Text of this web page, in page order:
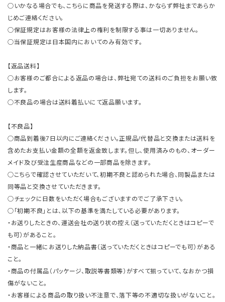
○いかなる場合でも、こちらに商品を発送する際は、かならず弊社まであらか
じめご連絡ください。
○保証規定はお客様の法律上の権利を制限する事は一切ありません。
○当保証規定は日本国内においてのみ有効です。
【返品送料】
○お客様のご都合による返品の場合は、弊社宛ての送料のご負担をお願い致
します。
○不良品の場合は送料着払いにて返品願います。
【不良品】
○商品到着後7日以内にご連絡ください。正規品/代替品と交換または送料を
含めたお支払い金額の全額を返金致します。但し、使用済みのもの、オーダー
メイド及び受注生産商品などの一部商品を除きます。
○こちらで確認させていただいて、初期不良と認められた場合、同製品または
同等品と交換させていただきます。
○チェックに日数をいただく場合もございますのでご了承下さい。
○「初期不良」とは、以下の基準を満たしている必要があります。
・お送りしたときの、運送会社の送り状の控え（送っていただくときはコピーで
も可）があること。
・商品と一緒にお送りした納品書（送っていただくときはコピーでも可）がある
こと。
・商品の付属品（パッケージ、取説等書類等）がすべて揃っていて、なおかつ損
傷がないこと。
・お客様による商品の取り扱い不注意で、落下等の不適切な扱いがないこと。